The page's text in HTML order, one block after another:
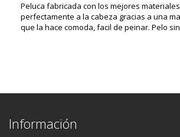
Peluca fabricada con los mejores
perfectamente a la cabeza gracias a una
que la hace comoda, facil de peinar. Pelo
Información